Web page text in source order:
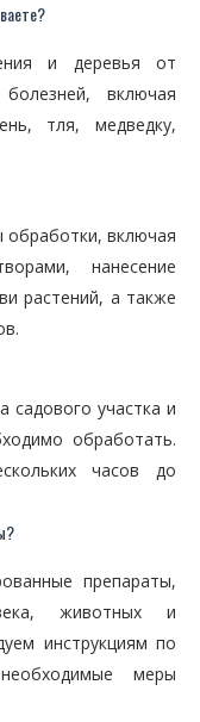
и деревья от
включая
тля, медведку,
включая
нанесение
растений, а также
садового участка и
обработать.
часов до
препараты,
животных и
инструкциям по
меры